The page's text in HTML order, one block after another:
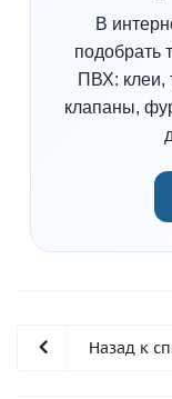
В
подобрать
ПВХ: клеи,
клапаны,
Назад к